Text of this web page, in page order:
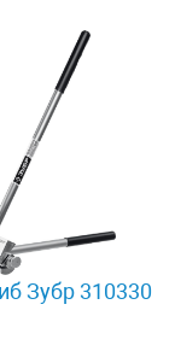
Зубр 310330